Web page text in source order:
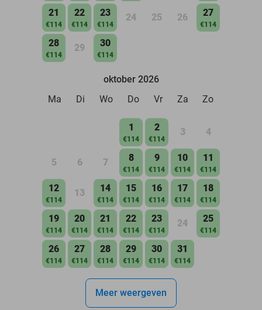
21
€114
22
€114
23
€114
24 25 26 27
€114
28
€114
29 30
€114
oktober 2026
Ma
Di Wo Do Vr Za Zo
1
€114
2
€114
3 4
5 6 7 8
€114
9
€114
10
€114
11
€114
12
€114
13 14
€114
15
€114
16
€114
17
€114
18
€114
19
€114
20
€114
21
€114
22
€114
23
€114
24 25
€114
26
€114
27
€114
28
€114
29
€114
30
€114
31
€114
Meer weergeven